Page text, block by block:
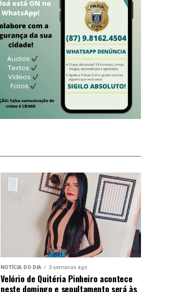
NOTÍCIA DO DIA 3 semanas ago
Velório de Quitéria Pinheiro acontece
neste domingo e sepultamento será às